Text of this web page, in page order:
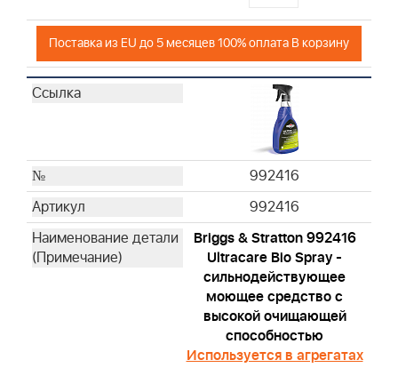
Поставка из EU до 5 месяцев 100% оплата В корзину
992416
992416
Briggs & Stratton 992416
Ultracare Bio Spray -
сильнодействующее
моющее средство с
высокой очищающей
способностью
Используется в агрегатах